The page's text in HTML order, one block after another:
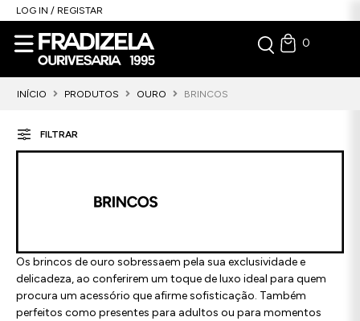
LOG IN / REGISTAR
0
INÍCIO PRODUTOS OURO BRINCOS
FILTRAR
Os brincos de ouro sobressaem pela sua exclusividade e
delicadeza, ao conferirem um toque de luxo ideal para quem
procura um acessório que afirme sofisticação. Também
perfeitos como presentes para adultos ou para momentos